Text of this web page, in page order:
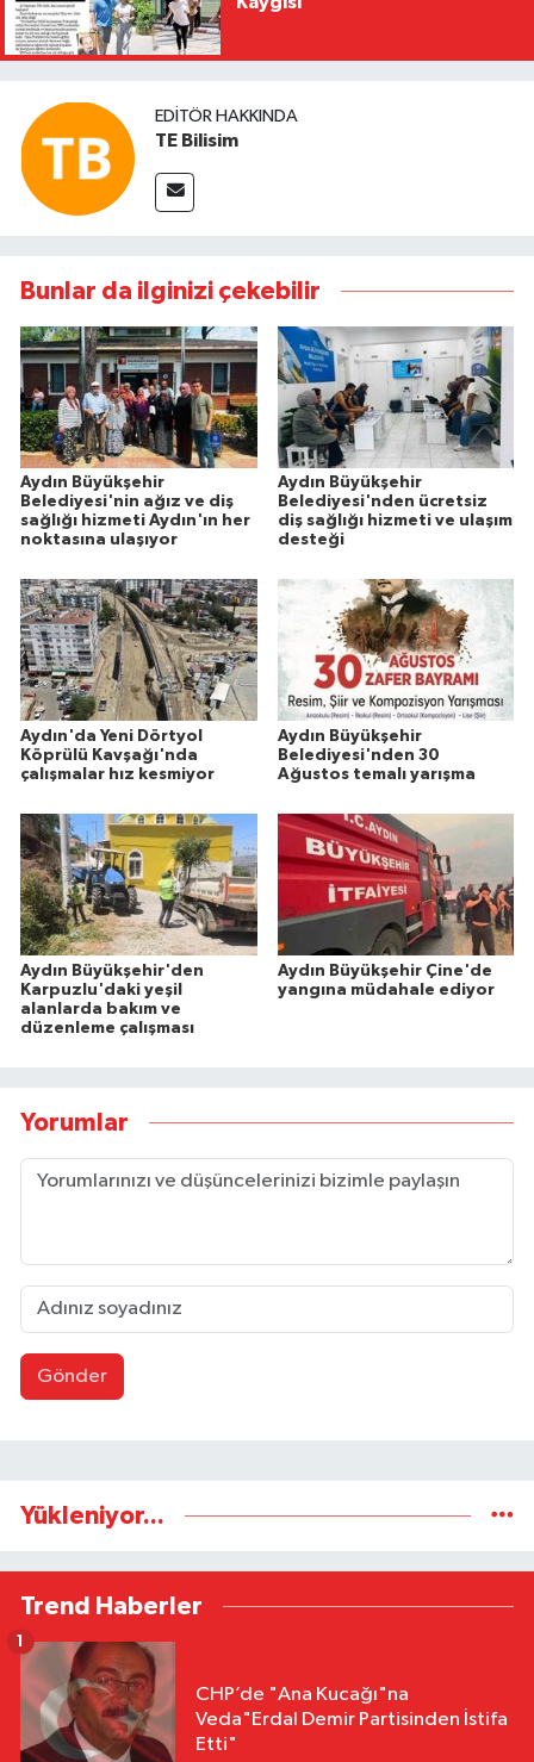
EDITÖR HAKKINDA
TE Bilisim
Bunlar da ilginizi çekebilir
Aydın Büyükşehir
Belediyesi'nin ağız ve diş
sağlığı hizmeti Aydın'ın her
noktasına ulaşıyor
Aydın Büyükşehir
Belediyesi'nden ücretsiz
diş sağlığı hizmeti ve ulaşım
desteği
Aydın'da Yeni Dörtyol
Köprülü Kavşağı'nda
çalışmalar hız kesmiyor
Aydın Büyükşehir
Belediyesi'nden 30
Ağustos temalı yarışma
Aydın Büyükşehir'den
Karpuzlu'daki yeşil
alanlarda bakım ve
düzenleme çalışması
Aydın Büyükşehir Çine'de
yangına müdahale ediyor
Yorumlar
Gönder
Yükleniyor...
Trend Haberler
CHP’de "Ana Kucağı"na
Veda"Erdal Demir Partisinden İstifa
Etti"
1